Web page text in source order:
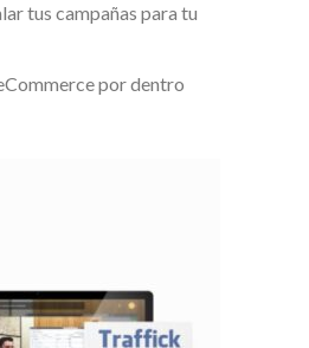
tus campañas para tu
por dentro